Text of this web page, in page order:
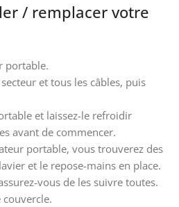
/ remplacer votre
portable.
et tous les câbles, puis
et laissez-le refroidir
avant de commencer.
portable, vous trouverez des
et le repose-mains en place.
vous de les suivre toutes.
couvercle.